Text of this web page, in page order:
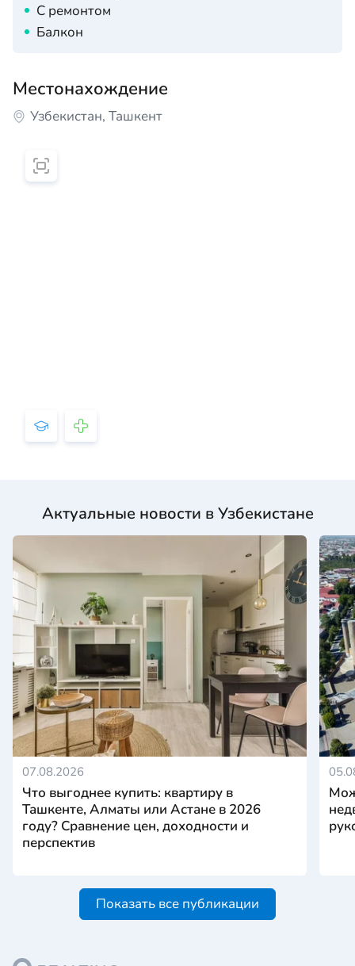
С ремонтом
Балкон
Местонахождение
Узбекистан, Ташкент
Актуальные новости в Узбекистане
07.08.2026
Что выгоднее купить: квартиру в
Ташкенте, Алматы или Астане в 2026
году? Сравнение цен, доходности и
перспектив
Показать все публикации